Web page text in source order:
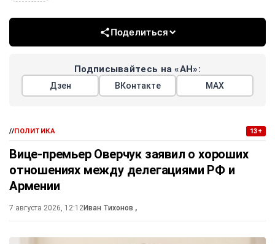
Поделиться
Подписывайтесь на «АН»:
Дзен ВКонтакте МАХ
//ПОЛИТИКА 13+
Вице-премьер Оверчук заявил о хороших
отношениях между делегациями РФ и
Армении
7 августа 2026, 12:12Иван Тихонов ,